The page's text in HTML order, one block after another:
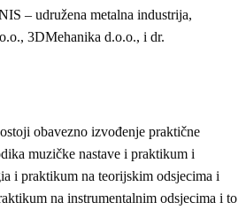
– udružena metalna industrija,
3DMehanika d.o.o., i dr.
obavezno izvođenje praktične
muzičke nastave i praktikum i
i praktikum na teorijskim odsjecima i
na instrumentalnim odsjecima i to